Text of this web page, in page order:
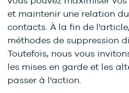
et maintenir une relation
contacts. À la fin de
méthodes de suppression
Toutefois, nous vous
les mises en garde et les
passer à l'action.